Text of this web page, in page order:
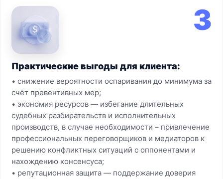
3
Практические выгоды для клиента:
• снижение вероятности оспаривания до минимума за
счёт превентивных мер;
• экономия ресурсов — избегание длительных
судебных разбирательств и исполнительных
производств, в случае необходимости – привлечение
профессиональных переговорщиков и медиаторов к
решению конфликтных ситуаций с оппонентами и
нахождению консенсуса;
• репутационная защита — поддержание доверия